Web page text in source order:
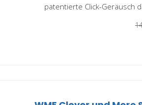
patentierte Click-Geräusch